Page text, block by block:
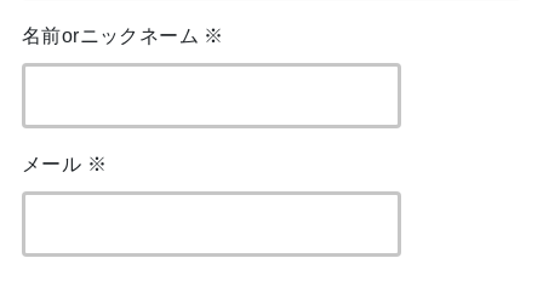
名前orニックネーム ※
メール ※